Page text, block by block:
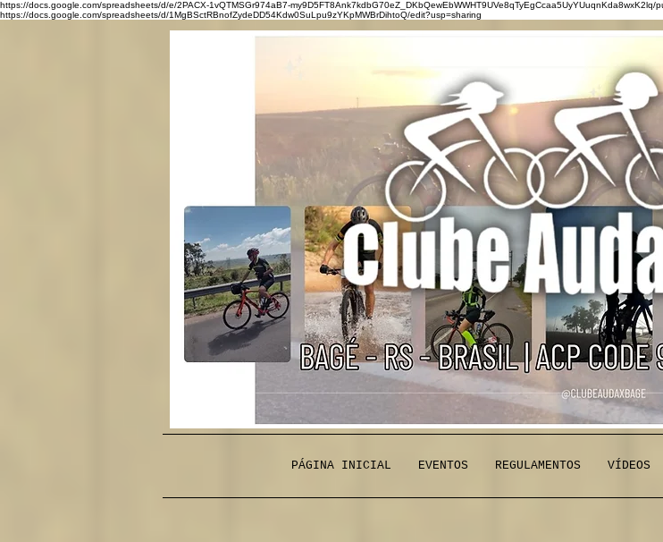
https://docs.google.com/spreadsheets/d/e/2PACX-1vQTMSGr974aB7-
https://docs.google.com/spreadsheets/d/1MgBSctRBnofZydeDD54Kdw0SuLpu9zYKpMWBrDihtoQ/edit?usp=sharing
PÁGINA INICIAL EVENTOS REGULAMENTOS VÍDEOS